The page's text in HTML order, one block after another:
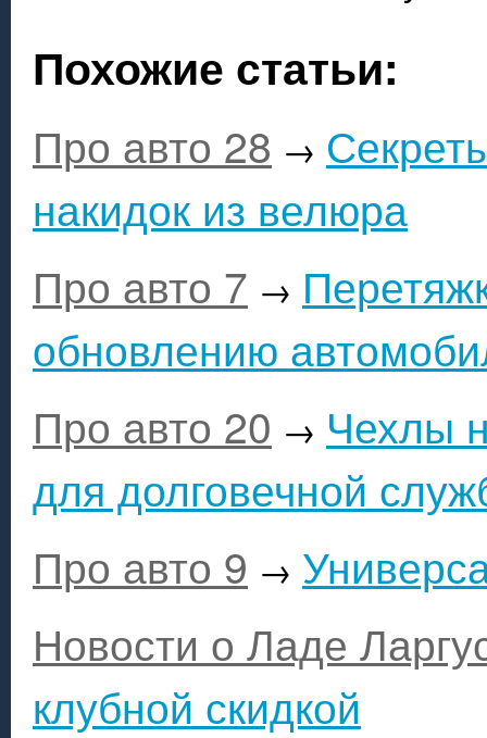
Похожие статьи:
Про авто 28 →
накидок из велюра
Про авто 7 →
обновлению
Про авто 20 → Чехлы
для долговечной
Про авто 9 →
Новости о Ладе
клубной скидкой